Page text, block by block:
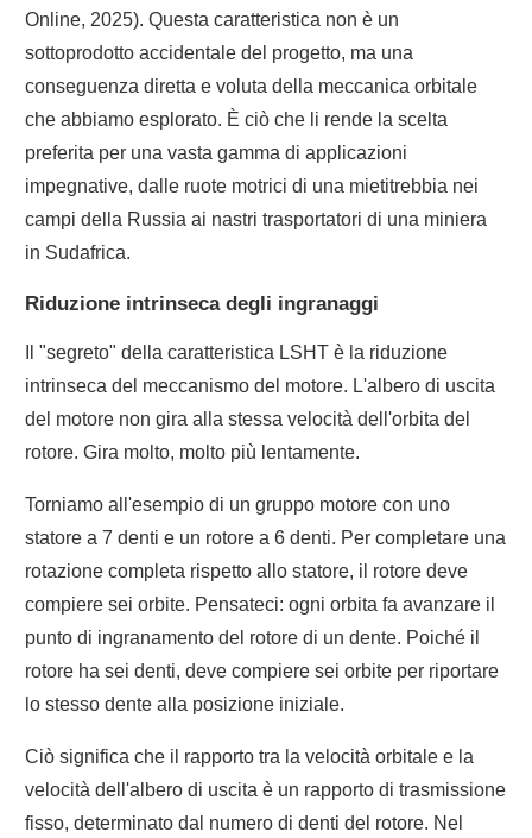
Online, 2025). Questa caratteristica non è un
sottoprodotto accidentale del progetto, ma una
conseguenza diretta e voluta della meccanica orbitale
che abbiamo esplorato. È ciò che li rende la scelta
preferita per una vasta gamma di applicazioni
impegnative, dalle ruote motrici di una mietitrebbia nei
campi della Russia ai nastri trasportatori di una miniera
in Sudafrica.
Riduzione intrinseca degli ingranaggi
Il "segreto" della caratteristica LSHT è la riduzione
intrinseca del meccanismo del motore. L'albero di uscita
del motore non gira alla stessa velocità dell'orbita del
rotore. Gira molto, molto più lentamente.
Torniamo all'esempio di un gruppo motore con uno
statore a 7 denti e un rotore a 6 denti. Per completare una
rotazione completa rispetto allo statore, il rotore deve
compiere sei orbite. Pensateci: ogni orbita fa avanzare il
punto di ingranamento del rotore di un dente. Poiché il
rotore ha sei denti, deve compiere sei orbite per riportare
lo stesso dente alla posizione iniziale.
Ciò significa che il rapporto tra la velocità orbitale e la
velocità dell'albero di uscita è un rapporto di trasmissione
fisso, determinato dal numero di denti del rotore. Nel